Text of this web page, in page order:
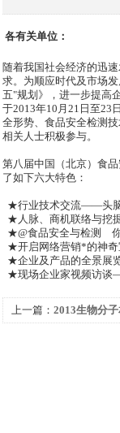
各有关单位：
随着我国社会经济的迅
求。为顺应时代及市场
五"规划》，进一步提高
于2013年10月21日至23
全形势、食品安全检测
相关人士积极参与。
第八届中国（北京）食
了如下六大特色：
★行业技术交流——头
★人脉、商机联络与挖
★@食品安全与检
★开启网络营销*的神
★企业及产品的全景展
★现场企业家视频访谈
上一篇： 2013生物分